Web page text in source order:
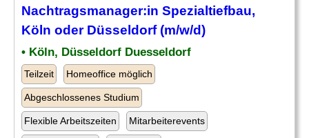
Nachtragsmanager:in Spezialtiefbau,
Köln oder Düsseldorf (m/w/d)
• Köln, Düsseldorf Duesseldorf
Teilzeit Homeoffice möglich
Abgeschlossenes Studium
Flexible Arbeitszeiten Mitarbeiterevents